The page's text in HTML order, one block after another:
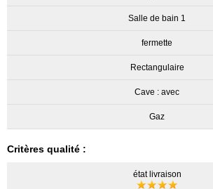
Salle de bain 1
fermette
Rectangulaire
Cave : avec
Gaz
Critères qualité :
état livraison